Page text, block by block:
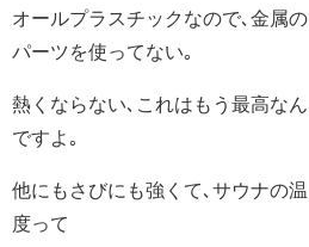
オールプラスチックなので､金属の
パーツを使ってない｡
熱くならない､これはもう最高なん
ですよ｡
他にもさびにも強くて､サウナの温
度って